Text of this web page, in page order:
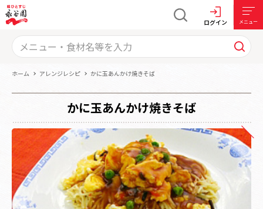
ログイン メニュー
ホーム アレンジレシピ かに玉あんかけ焼きそば
かに玉あんかけ焼きそば